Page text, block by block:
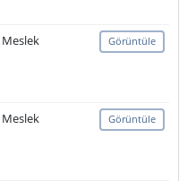
Meslek Görüntüle
Meslek Görüntüle